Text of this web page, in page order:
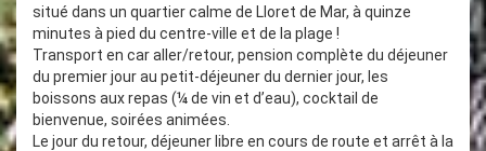
situé dans un quartier calme de Lloret de Mar, à quinze
minutes à pied du centre-ville et de la plage !
Transport en car aller/retour, pension complète du déjeuner
du premier jour au petit-déjeuner du dernier jour, les
boissons aux repas (¼ de vin et d’eau), cocktail de
bienvenue, soirées animées.
Le jour du retour, déjeuner libre en cours de route et arrêt à la